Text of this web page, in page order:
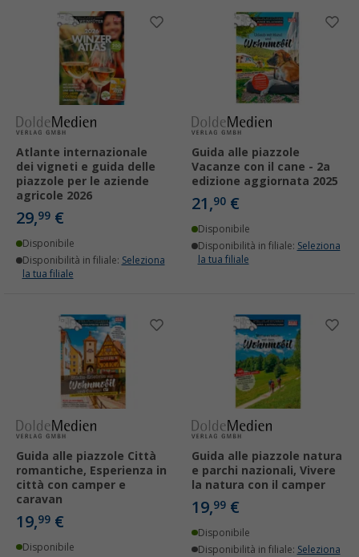
Atlante internazionale
dei vigneti e guida delle
piazzole per le aziende
agricole 2026
29,99 €
Disponibile
Disponibilità in filiale: Seleziona
la tua filiale
Guida alle piazzole
Vacanze con il cane - 2a
edizione aggiornata 2025
21,90 €
Disponibile
Disponibilità in filiale: Seleziona
la tua filiale
Guida alle piazzole Città
romantiche, Esperienza in
città con camper e
caravan
19,99 €
Disponibile
Guida alle piazzole natura
e parchi nazionali, Vivere
la natura con il camper
19,99 €
Disponibile
Disponibilità in filiale: Seleziona